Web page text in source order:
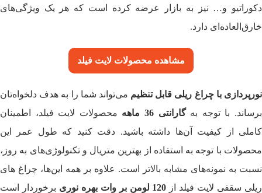
دکوراتیو و… نیز به بازار عرضه کرده است که هر یک ویژگی‌های
خارق‌‌العاده‌ای دارد.
مشاهده محصولات لایت فیلد
نورپردازی با چراغ ریلی قابل تنظیم می‌تواند شما را به هدف دلخواه‌تان
برساند. با توجه بهگارانتی 36 ماهه
محصولات لایت فیلد، اطمینان
کاملی از کیفیت آن‌ها داشته باشید. دقت کنید که طول عمر این
محصولات با توجه به استفاده از بهترین متریال‌ و تکنولوژی‌های به روز،
نسبت به نمونه‌های مشابه بالاتر است. علاوه‌ بر همه‌ این‌ها، چراغ های
ریلی سقفی لایت فیلد از 120 لومن بر وات بهره نوری
برخوردار است